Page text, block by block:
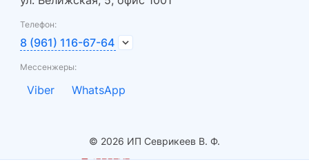
Телефон:
8 (961) 116-67-64
Мессенжеры:
Viber WhatsApp
© 2026 ИП Севрикеев В. Ф.